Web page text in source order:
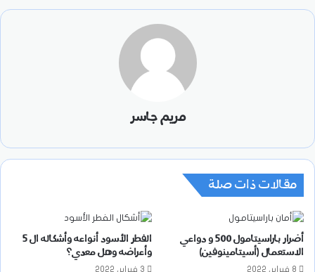
مريم جاسر
مقالات ذات صلة
أضرار باراسيتامول 500 و دواعي
الاستعمال (أسيتامينوفين)
8 فبراير، 2022
الفطر الأسود أنواعه وأشكاله ال 5
وأعراضه وهل معدي؟
3 فبراير، 2022